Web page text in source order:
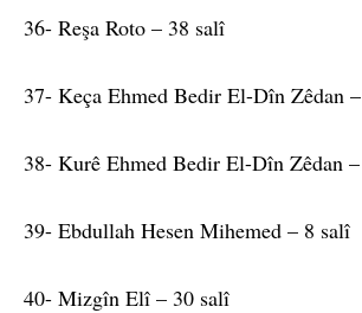
36- Reşa ​​Roto – 38 salî
37- Keça Ehmed Bedir El-Dîn Zêdan
38- Kurê Ehmed Bedir El-Dîn Zêdan
39- Ebdullah Hesen Mihemed – 8 salî
40- Mizgîn Elî – 30 salî